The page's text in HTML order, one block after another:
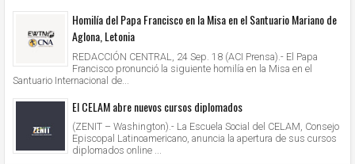
Homilía del Papa Francisco en la Misa en el Santuario Mariano de
Aglona, Letonia
REDACCIÓN CENTRAL, 24 Sep. 18 (ACI Prensa).- El Papa
Francisco pronunció la siguiente homilía en la Misa en el
Santuario Internacional de...
El CELAM abre nuevos cursos diplomados
(ZENIT – Washington).- La Escuela Social del CELAM, Consejo
Episcopal Latinoamericano, anuncia la apertura de sus cursos
diplomados online ...